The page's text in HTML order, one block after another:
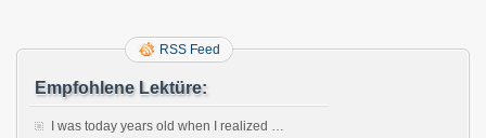
RSS Feed
Empfohlene Lektüre:
I was today years old when I realized …